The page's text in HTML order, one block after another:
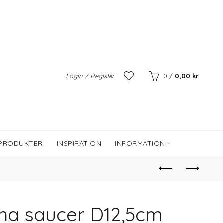
Login / Register 0 / 0,00 kr
INSPIRATION INFORMATION
saucer D12,5cm